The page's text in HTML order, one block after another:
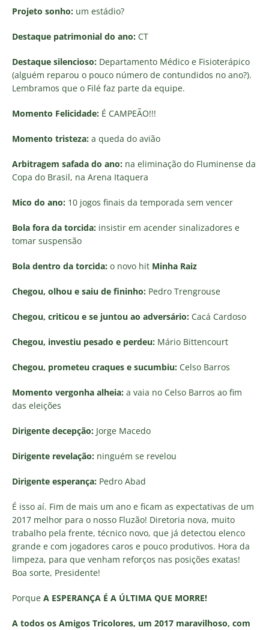
Projeto sonho: um estádio?
Destaque patrimonial do ano: CT
Destaque silencioso: Departamento Médico e Fisioterápico
(alguém reparou o pouco número de contundidos no ano?).
Lembramos que o Filé faz parte da equipe.
Momento Felicidade: É CAMPEÃO!!!
Momento tristeza: a queda do avião
Arbitragem safada do ano: na eliminação do Fluminense da
Copa do Brasil, na Arena Itaquera
Mico do ano: 10 jogos finais da temporada sem vencer
Bola fora da torcida: insistir em acender sinalizadores e
tomar suspensão
Bola dentro da torcida: o novo hit Minha Raiz
Chegou, olhou e saiu de fininho: Pedro Trengrouse
Chegou, criticou e se juntou ao adversário: Cacá Cardoso
Chegou, investiu pesado e perdeu: Mário Bittencourt
Chegou, prometeu craques e sucumbiu: Celso Barros
Momento vergonha alheia: a vaia no Celso Barros ao fim
das eleições
Dirigente decepção: Jorge Macedo
Dirigente revelação: ninguém se revelou
Dirigente esperança: Pedro Abad
É isso aí. Fim de mais um ano e ficam as expectativas de um
2017 melhor para o nosso Fluzão! Diretoria nova, muito
trabalho pela frente, técnico novo, que já detectou elenco
grande e com jogadores caros e pouco produtivos. Hora da
limpeza, para que venham reforços nas posições exatas!
Boa sorte, Presidente!
Porque A ESPERANÇA É A ÚLTIMA QUE MORRE!
A todos os Amigos Tricolores, um 2017 maravilhoso, com